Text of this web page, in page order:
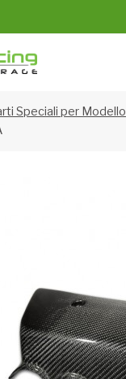
Speciali per Modello